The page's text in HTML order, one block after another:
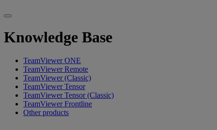
Knowledge Base
TeamViewer ONE
TeamViewer Remote
TeamViewer (Classic)
TeamViewer Tensor
TeamViewer Tensor (Classic)
TeamViewer Frontline
Other products